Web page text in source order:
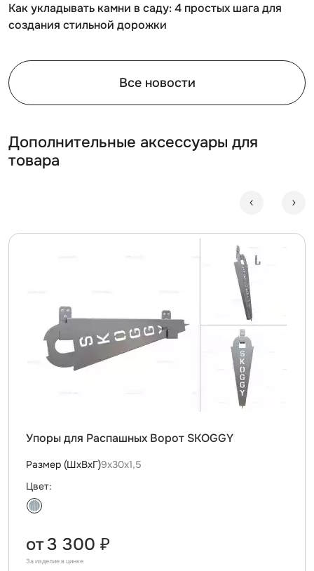
Как укладывать камни в саду: 4 простых шага для
создания стильной дорожки
Все новости
Дополнительные аксессуары для
товара
Упоры для Распашных Ворот SKOGGY
Размер (ШхВхГ)9х30х1,5
Цвет:
от3 300 ₽
За изделие в цинке